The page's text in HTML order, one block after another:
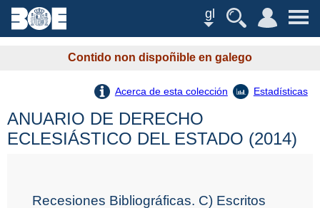
gl
Contido non dispoñible en galego
Acerca de esta colección Estadísticas
ANUARIO DE DERECHO
ECLESIÁSTICO DEL ESTADO (2014)
Recesiones Bibliográficas. C) Escritos